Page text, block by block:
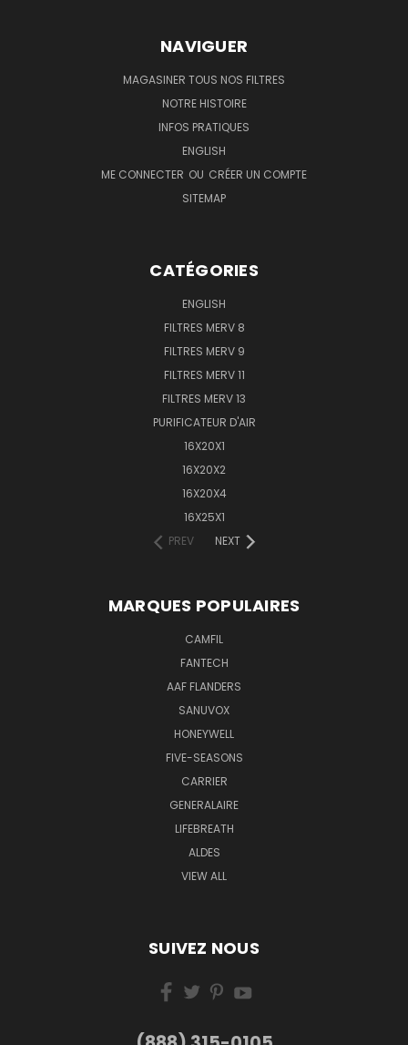
NAVIGUER
MAGASINER TOUS NOS FILTRES
NOTRE HISTOIRE
INFOS PRATIQUES
ENGLISH
ME CONNECTER OU CRÉER UN COMPTE
SITEMAP
CATÉGORIES
ENGLISH
FILTRES MERV 8
FILTRES MERV 9
FILTRES MERV 11
FILTRES MERV 13
PURIFICATEUR D'AIR
16X20X1
16X20X2
16X20X4
16X25X1
PREV
NEXT
MARQUES POPULAIRES
CAMFIL
FANTECH
AAF FLANDERS
SANUVOX
HONEYWELL
FIVE-SEASONS
CARRIER
GENERALAIRE
LIFEBREATH
ALDES
VIEW ALL
SUIVEZ NOUS